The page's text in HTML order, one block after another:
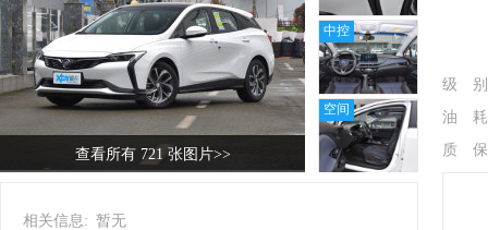
查看所有 721 张图片>>
中控
空间
相关信息: 暂无
级 别
油 耗
质 保